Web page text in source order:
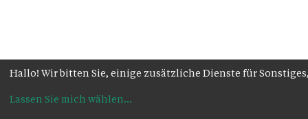
Hallo! Wir bitten Sie, einige zusätzliche Dienste für
Lassen Sie mich wählen...